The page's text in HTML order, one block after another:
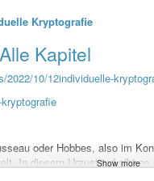
Gruppe von Menschen
durch Nutzer ohne
zu-Ende-
kann, ist dies eine enorme
im 20. Jahrhundert wurden
verwirklicht. Unklar
teilnehmen wollte,
dem dieser Modus der
Kryptografie
Kapitel
10/12individuelle-
oder Hobbes, also im
In diesem Urzustand gibt
Show more